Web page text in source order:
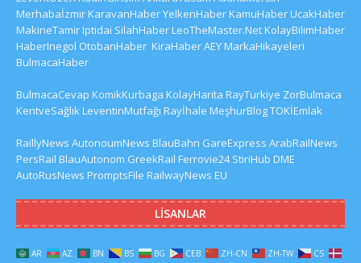
MerhabaİzmirKaravanHaberYelkenHaberKamuHaberUcakHaber
MakineTamirIptidai SilahHaberLeoTheMaster.NetKolayBilimHaber
HaberInegol OtobanHaber KiraHaberAEYMarkaHikayeleri
BulmacaHaber
BulmacaCevap KomikKurbaga KolayHarita RayTurkiye ZorBulmaca
KentveSağlıkLeventinMutfağı Rayİhale MeşhurBlogTOKİEmlak
RaillyNews AutonoumNews BlauBahn GareExpress ArabRailNews
PersRail BlauAutonom GreekRail Ferrovie24 StiriHub DME
AutoRusNews PromptsFile RailwayNews EU
LISANLAR
AR AZ BN BS BG CEB ZH-CN ZH-TW
CS